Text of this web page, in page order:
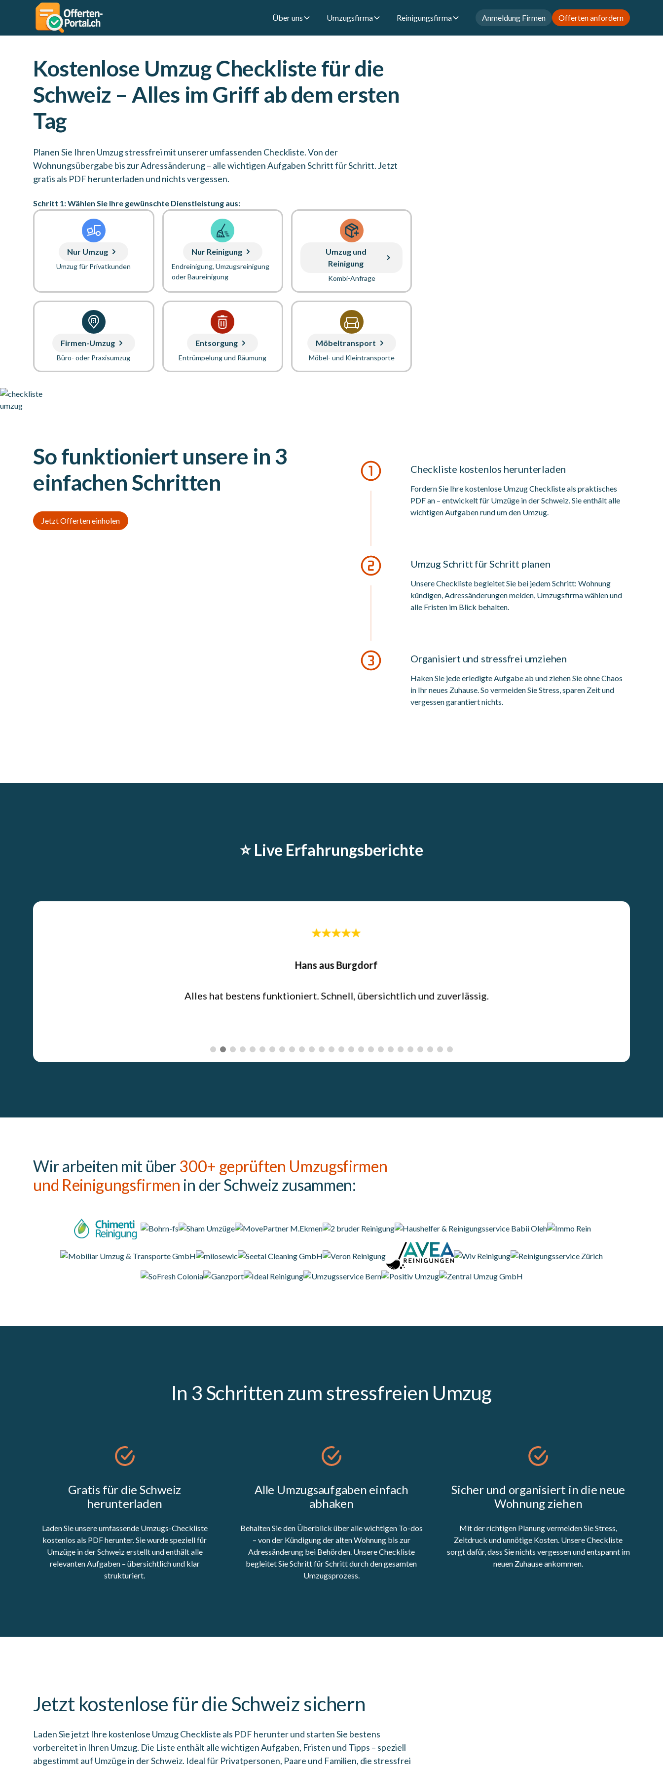
Über uns Umzugsfirma Reinigungsfirma Anmeldung Firmen Offerten anfordern
Kostenlose Umzug Checkliste für die
Schweiz – Alles im Griff ab dem ersten
Tag
Planen Sie Ihren Umzug stressfrei mit unserer umfassenden Checkliste. Von der
Wohnungsübergabe bis zur Adressänderung – alle wichtigen Aufgaben Schritt für Schritt. Jetzt
gratis als PDF herunterladen und nichts vergessen.
Schritt 1: Wählen Sie Ihre gewünschte Dienstleistung aus:
Nur Umzug
Umzug für Privatkunden
Nur Reinigung
Endreinigung, Umzugsreinigung
oder Baureinigung
Umzug und
Reinigung
Kombi-Anfrage
Firmen-Umzug
Büro- oder Praxisumzug
Entsorgung
Entrümpelung und Räumung
Möbeltransport
Möbel- und Kleintransporte
So funktioniert unsere in 3
einfachen Schritten
Jetzt Offerten einholen
Checkliste kostenlos herunterladen
Fordern Sie Ihre kostenlose Umzug Checkliste als praktisches
PDF an – entwickelt für Umzüge in der Schweiz. Sie enthält alle
wichtigen Aufgaben rund um den Umzug.
Umzug Schritt für Schritt planen
Unsere Checkliste begleitet Sie bei jedem Schritt: Wohnung
kündigen, Adressänderungen melden, Umzugsfirma wählen und
alle Fristen im Blick behalten.
Organisiert und stressfrei umziehen
Haken Sie jede erledigte Aufgabe ab und ziehen Sie ohne Chaos
in Ihr neues Zuhause. So vermeiden Sie Stress, sparen Zeit und
vergessen garantiert nichts.
⭐️ Live Erfahrungsberichte
Wir arbeiten mit über 300+ geprüften Umzugsfirmen
und Reinigungsfirmen in der Schweiz zusammen:
In 3 Schritten zum stressfreien Umzug
Gratis für die Schweiz
herunterladen
Laden Sie unsere umfassende Umzugs-Checkliste
kostenlos als PDF herunter. Sie wurde speziell für
Umzüge in der Schweiz erstellt und enthält alle
relevanten Aufgaben – übersichtlich und klar
strukturiert.
Alle Umzugsaufgaben einfach
abhaken
Behalten Sie den Überblick über alle wichtigen To-dos
– von der Kündigung der alten Wohnung bis zur
Adressänderung bei Behörden. Unsere Checkliste
begleitet Sie Schritt für Schritt durch den gesamten
Umzugsprozess.
Sicher und organisiert in die neue
Wohnung ziehen
Mit der richtigen Planung vermeiden Sie Stress,
Zeitdruck und unnötige Kosten. Unsere Checkliste
sorgt dafür, dass Sie nichts vergessen und entspannt im
neuen Zuhause ankommen.
Jetzt kostenlose für die Schweiz sichern
Laden Sie jetzt Ihre kostenlose Umzug Checkliste als PDF herunter und starten Sie bestens
vorbereitet in Ihren Umzug. Die Liste enthält alle wichtigen Aufgaben, Fristen und Tipps – speziell
abgestimmt auf Umzüge in der Schweiz. Ideal für Privatpersonen, Paare und Familien, die stressfrei